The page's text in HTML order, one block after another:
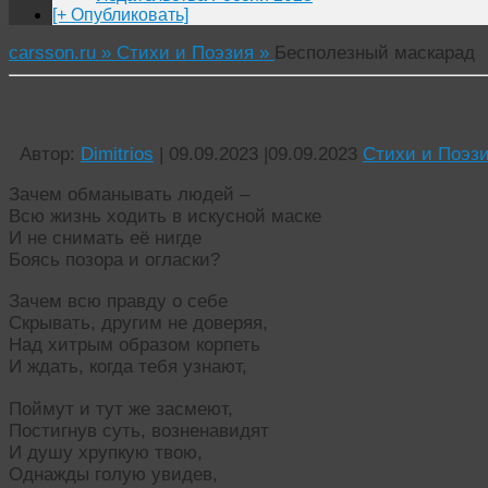
[+ Опубликовать]
carsson.ru » Стихи и Поэзия » Бесполезный маскарад
Автор: Dimitrios | 09.09.2023 |09.09.2023 Стихи и
Зачем обманывать людей –
Всю жизнь ходить в искусной маске
И не снимать её нигде
Боясь позора и огласки?
Зачем всю правду о себе
Скрывать, другим не доверяя,
Над хитрым образом корпеть
И ждать, когда тебя узнают,
Поймут и тут же засмеют,
Постигнув суть, возненавидят
И душу хрупкую твою,
Однажды голую увидев,